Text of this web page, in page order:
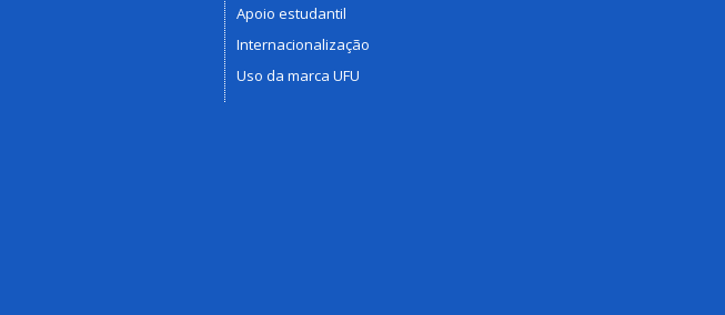
Apoio estudantil
Internacionalização
Uso da marca UFU